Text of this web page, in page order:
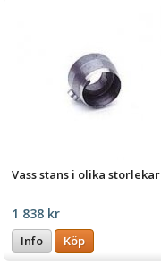
Vass stans i olika storlekar
1 838 kr
Info Köp